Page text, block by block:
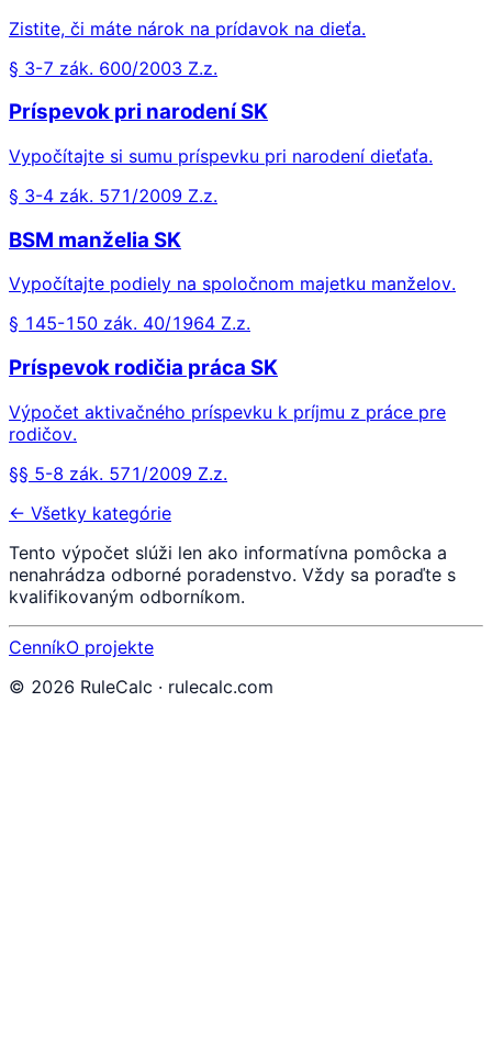
Zistite, či máte nárok na prídavok na dieťa.
§ 3-7 zák. 600/2003 Z.z.
Príspevok pri narodení SK
Vypočítajte si sumu príspevku pri narodení dieťaťa.
§ 3-4 zák. 571/2009 Z.z.
BSM manželia SK
Vypočítajte podiely na spoločnom majetku manželov.
§ 145-150 zák. 40/1964 Z.z.
Príspevok rodičia práca SK
Výpočet aktivačného príspevku k príjmu z práce pre
rodičov.
§§ 5-8 zák. 571/2009 Z.z.
← Všetky kategórie
Tento výpočet slúži len ako informatívna pomôcka a
nenahrádza odborné poradenstvo. Vždy sa poraďte s
kvalifikovaným odborníkom.
CenníkO projekte
© 2026 RuleCalc · rulecalc.com